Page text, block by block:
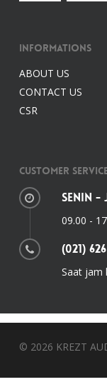
Informations
ABOUT US
CONTACT US
CSR
Customer Service
Senin -
09.00 -
(021)
Saat jam
© 2026 KREZT